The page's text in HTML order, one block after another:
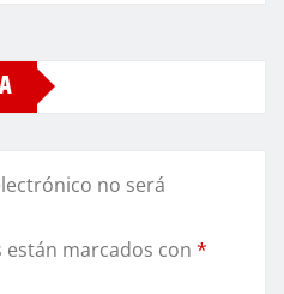
no será
marcados con *